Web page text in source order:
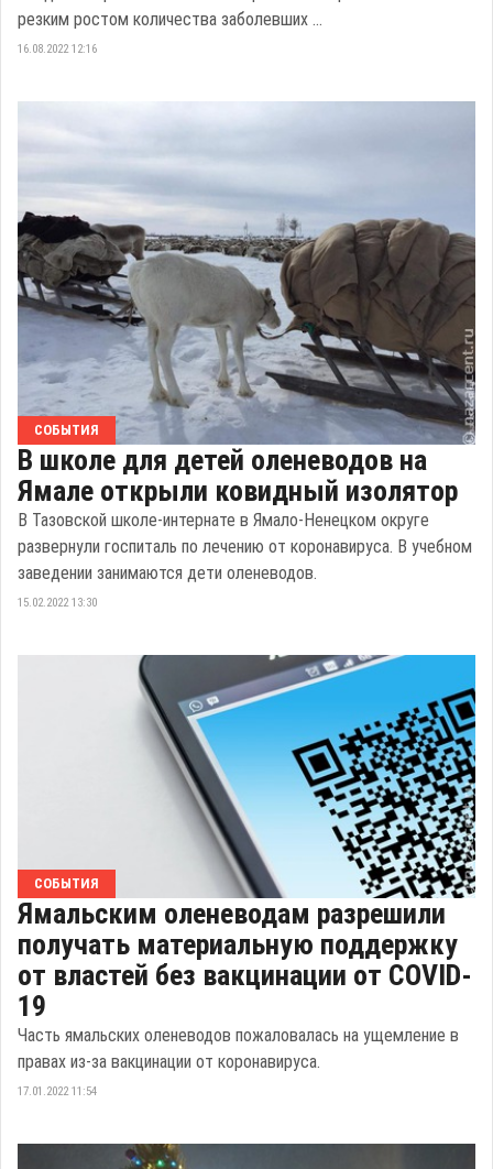
резким ростом количества заболевших ...
16.08.2022 12:16
СОБЫТИЯ
В школе для детей оленеводов на
Ямале открыли ковидный изолятор
В Тазовской школе-интернате в Ямало-Ненецком округе
развернули госпиталь по лечению от коронавируса. В учебном
заведении занимаются дети оленеводов.
15.02.2022 13:30
СОБЫТИЯ
Ямальским оленеводам разрешили
получать материальную поддержку
от властей без вакцинации от COVID-
19
Часть ямальских оленеводов пожаловалась на ущемление в
правах из-за вакцинации от коронавируса.
17.01.2022 11:54